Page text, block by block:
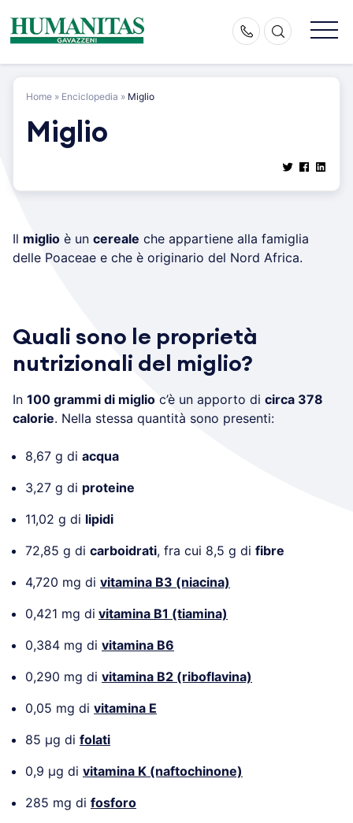
content
Home » Enciclopedia » Miglio
Miglio
Il miglio è un cereale che appartiene alla famiglia
delle Poaceae e che è originario del Nord Africa.
Quali sono le proprietà
nutrizionali del miglio?
In 100 grammi di miglio c’è un apporto di circa 378
calorie. Nella stessa quantità sono presenti:
8,67 g di acqua
3,27 g di proteine
11,02 g di lipidi
72,85 g di carboidrati, fra cui 8,5 g di fibre
4,720 mg di vitamina B3 (niacina)
0,421 mg di vitamina B1 (tiamina)
0,384 mg di vitamina B6
0,290 mg di vitamina B2 (riboflavina)
0,05 mg di vitamina E
85 µg di folati
0,9 µg di vitamina K (naftochinone)
285 mg di fosforo